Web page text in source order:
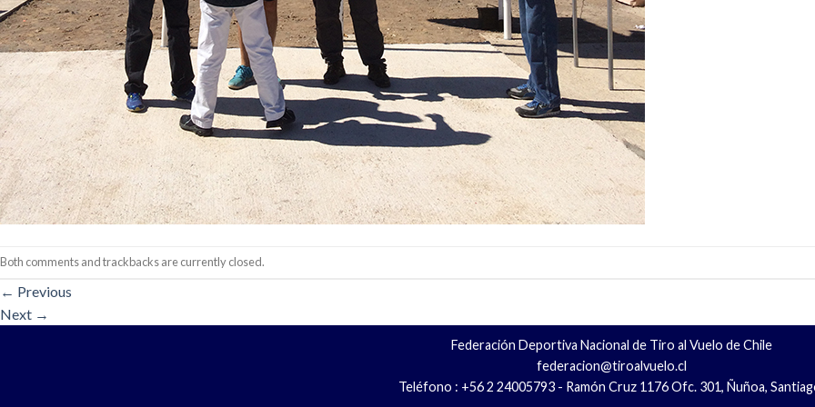
Both comments and trackbacks are currently closed.
← Previous
Next →
Federación Deportiva Nacional de Tiro al Vuelo de Chile
federacion@tiroalvuelo.cl
Teléfono : +56 2 24005793 - Ramón Cruz 1176 Ofc. 301, Ñuñoa,